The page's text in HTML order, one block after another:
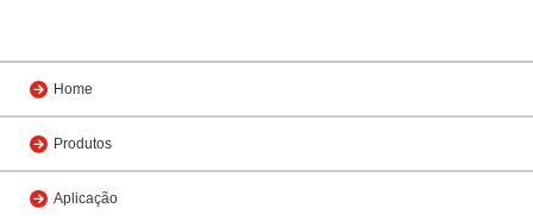
Home
Produtos
Aplicação